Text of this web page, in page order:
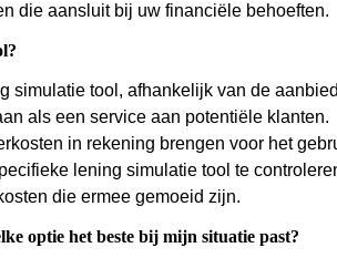
die aansluit bij uw financiële behoeften.
simulatie tool, afhankelijk van de
als een service aan potentiële klanten.
in rekening brengen voor het
lening simulatie tool te
die ermee gemoeid zijn.
optie het beste bij mijn situatie past?